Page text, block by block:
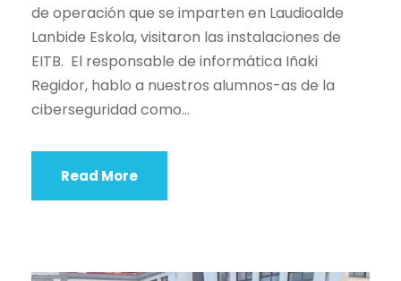
de operación que se imparten en Laudioalde
Lanbide Eskola, visitaron las instalaciones de
EITB. El responsable de informática Iñaki
Regidor, hablo a nuestros alumnos-as de la
ciberseguridad como...
Read More